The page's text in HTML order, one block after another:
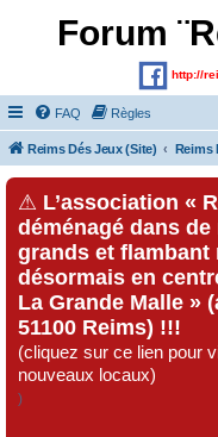
Forum
http://
FAQ Règles
Reims Dés Jeux (Site) Reims
⚠ L’association «
déménagé dans
grands et flambant
désormais en
La Grande Malle »
51100 Reims) !!!
(cliquez sur ce lien pour
nouveaux locaux)
)